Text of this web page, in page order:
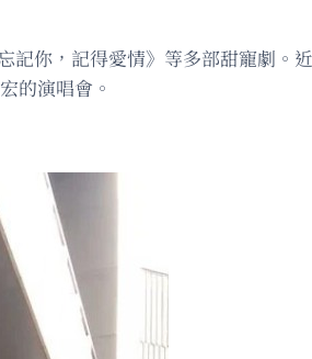
記你，記得愛情》等多部甜寵劇。
的演唱會。